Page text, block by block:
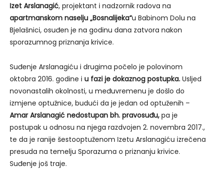
Izet Arslanagić, projektant i nadzornik radova na
apartmanskom naselju „Bosnalijeka“u Babinom Dolu na
Bjelašnici, osuđen je na godinu dana zatvora nakon
sporazumnog priznanja krivice.
Suđenje Arslanagiću i drugima počelo je polovinom
oktobra 2016. godine i u fazi je dokaznog postupka. Usljed
novonastalih okolnosti, u međuvremenu je došlo do
izmjene optužnice, budući da je jedan od optuženih –
Amar Arslanagić nedostupan bh. pravosuđu, pa je
postupak u odnosu na njega razdvojen 2. novembra 2017.,
te da je ranije šestooptuženom Izetu Arslanagiću izrečena
presuda na temelju Sporazuma o priznanju krivice.
Suđenje još traje.